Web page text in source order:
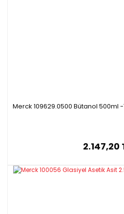
Merck 109629.0500 Bütanol 500ml
2.147,20